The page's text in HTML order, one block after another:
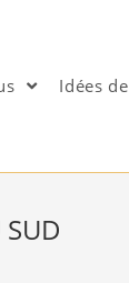
Idées
SUD